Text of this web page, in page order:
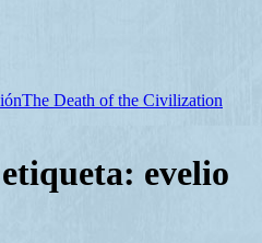
The Death of the Civilization
evelio